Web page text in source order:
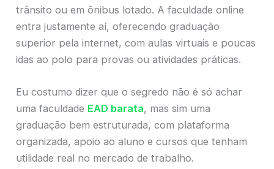
trânsito ou em ônibus lotado. A faculdade online
entra justamente aí, oferecendo graduação
superior pela internet, com aulas virtuais e poucas
idas ao polo para provas ou atividades práticas.
Eu costumo dizer que o segredo não é só achar
uma faculdade EAD barata, mas sim uma
graduação bem estruturada, com plataforma
organizada, apoio ao aluno e cursos que tenham
utilidade real no mercado de trabalho.